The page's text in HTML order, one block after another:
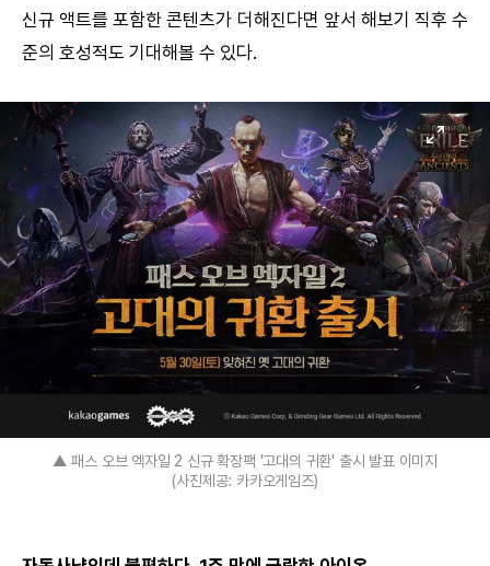
신규 액트를 포함한 콘텐츠가 더해진다면 앞서 해보기 직후 수
준의 호성적도 기대해볼 수 있다.
▲ 패스 오브 엑자일 2 신규 확장팩 '고대의 귀환' 출시 발표 이미지
(사진제공: 카카오게임즈)